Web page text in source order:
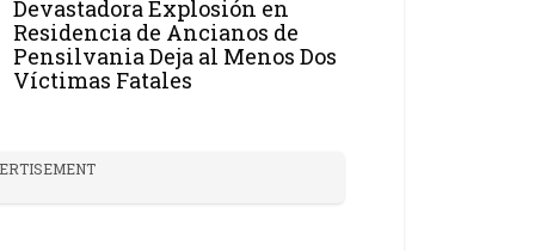
Devastadora Explosión en
Residencia de Ancianos de
Pensilvania Deja al Menos Dos
Víctimas Fatales